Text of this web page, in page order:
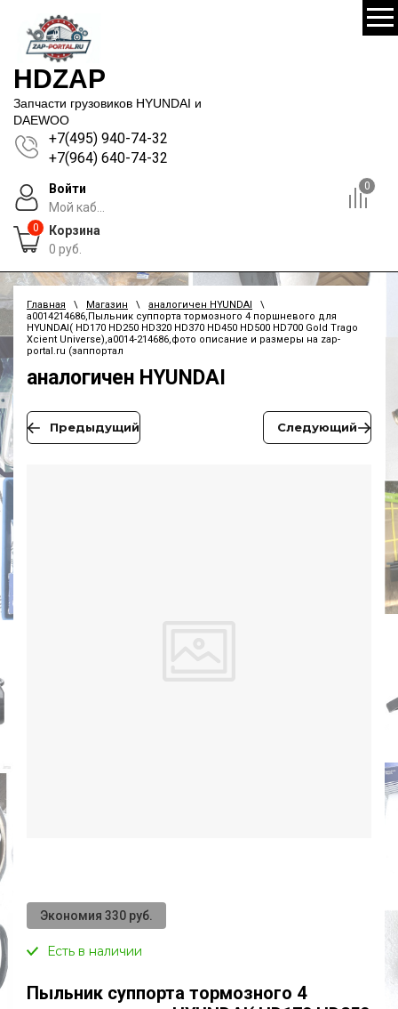
HDZAP
Запчасти грузовиков HYUNDAI и
DAEWOO
+7(495) 940-74-32
+7(964) 640-74-32
Войти
Мой каб...
0
0
Корзина
0 руб.
Главная \ Магазин \ аналогичен HYUNDAI
\
a0014214686,Пыльник суппорта тормозного 4 поршневого для
HYUNDAI( HD170 HD250 HD320 HD370 HD450 HD500 HD700 Gold Trago
Xcient Universe),a0014-214686,фото описание и размеры на zap-
portal.ru (заппортал
аналогичен HYUNDAI
Предыдущий Следующий
Экономия 330 руб.
Есть в наличии
Пыльник суппорта тормозного 4